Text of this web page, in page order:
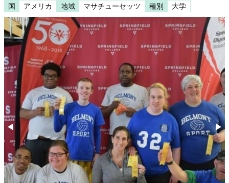
国 アメリカ 地域 マサチューセッツ 種別 大学
Previous
◀︎ ▶︎